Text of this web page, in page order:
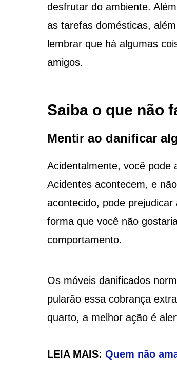
desfrutar do ambiente.
as tarefas domésticas,
lembrar que há algumas
amigos.
Saiba o que não
Mentir ao danificar
Acidentalmente, você pode
Acidentes acontecem, e
acontecido, pode
forma que você não
comportamento.
Os móveis danificados
pularão essa cobrança
quarto, a melhor ação é
LEIA MAIS: Quem não